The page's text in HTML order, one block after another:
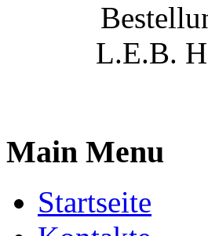
L.E.B.
Main Menu
Startseite